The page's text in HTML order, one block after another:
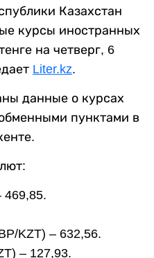
Казахстан
курсы иностранных
на четверг, 6
Liter.kz.
данные о курсах
пунктами в
KZT) – 632,56.
– 127,93.